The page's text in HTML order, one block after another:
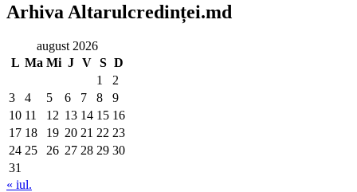
Arhiva Altarulcredinței.md
august 2026
L Ma Mi J V S D
1
2
3
4 5 6 7 8
9
10 11 12 13 14 15 16
17 18 19 20 21 22 23
24 25 26 27 28 29 30
31
« iul.